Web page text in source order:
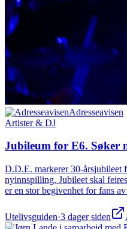
Adresseavisen
Artister & DJ
Jubileum for E6. Søker
D.D.E. markerer 30-årsjubileet
nyinnspilling. Jubileet skal
er en stor begivenhet for fans
Utelivsguiden·3 dager siden